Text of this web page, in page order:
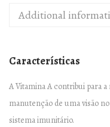
G
D
E
B
Additional
Características
A Vitamina A contribui para
manutenção de uma visão
sistema imunitário.